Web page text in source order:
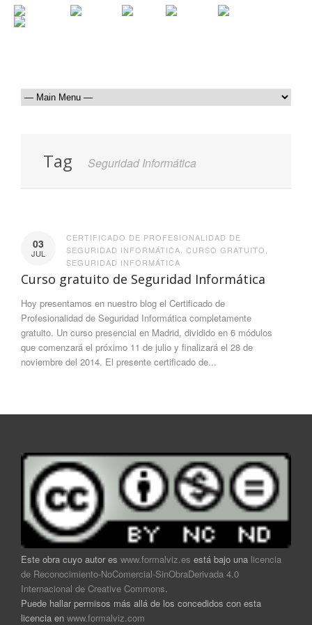
Tag Seguridad Informática
03
JUL
CERTIFICADO DE PROFESIONALIDAD DE
SEGURIDAD INFORMÁTICA CURSO GRATUITO
SEGURIDAD INFORMÁTICA
Curso gratuito de Seguridad Informática
Hoy presentamos en nuestro blog el Certificado de
Profesionalidad de Seguridad Informática completamente
gratuito. Un curso presencial en Madrid, dividido en 6 módulos
que comenzará el próximo 11 de julio y finalizará el 28 de
noviembre del 2014. El presente certificado de...
Este obra cuyo autor es www.formalviz.es está bajo una licencia
de Reconocimiento-NoComercial-SinObraDerivada 4.0
Internacional de Creative Commons.
Puede hallar permisos más allá de los concedidos con esta
licencia en www.formalviz.com